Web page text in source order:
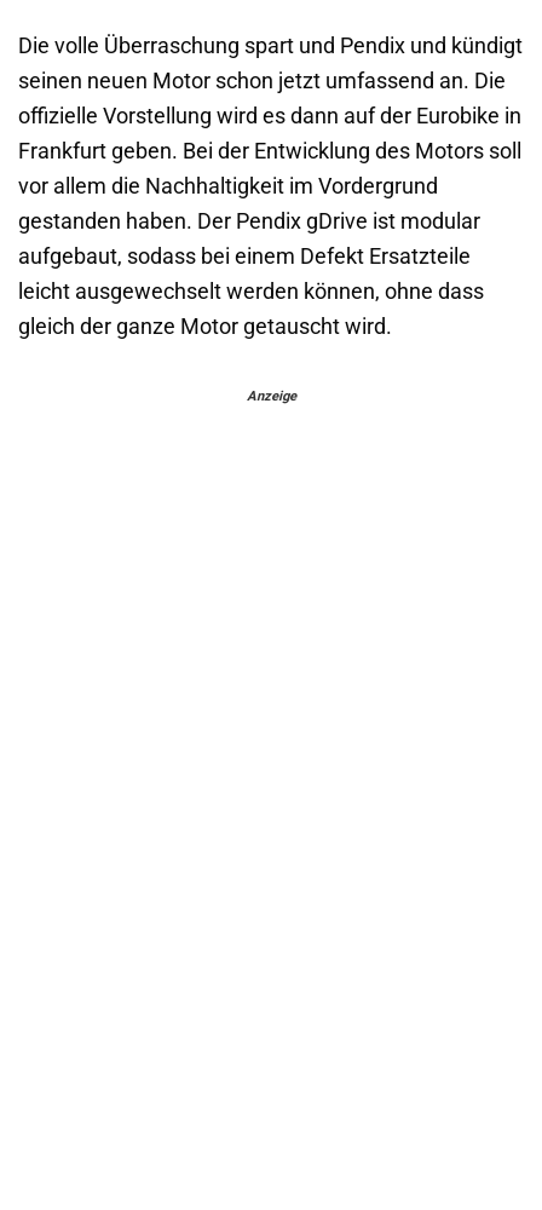
Die volle Überraschung spart und Pendix und kündigt
seinen neuen Motor schon jetzt umfassend an. Die
offizielle Vorstellung wird es dann auf der Eurobike in
Frankfurt geben. Bei der Entwicklung des Motors soll
vor allem die Nachhaltigkeit im Vordergrund
gestanden haben. Der Pendix gDrive ist modular
aufgebaut, sodass bei einem Defekt Ersatzteile
leicht ausgewechselt werden können, ohne dass
gleich der ganze Motor getauscht wird.
Anzeige